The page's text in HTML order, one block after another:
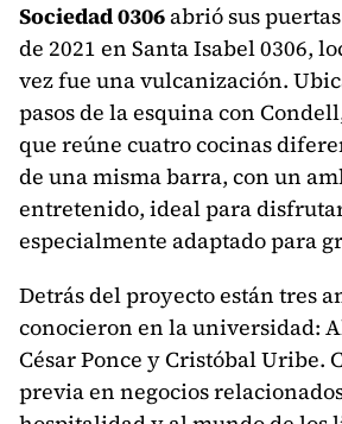
Sociedad 0306abrió sus
de 2021 en Santa Isabel 0306,
vez fue una vulcanización.
pasos de la esquina con
que reúne cuatro cocinas
de una misma barra, con un
entretenido, ideal para
especialmente adaptado para
Detrás del proyecto están tres
conocieron en la universidad:
César Ponce y Cristóbal Uribe.
previa en negocios